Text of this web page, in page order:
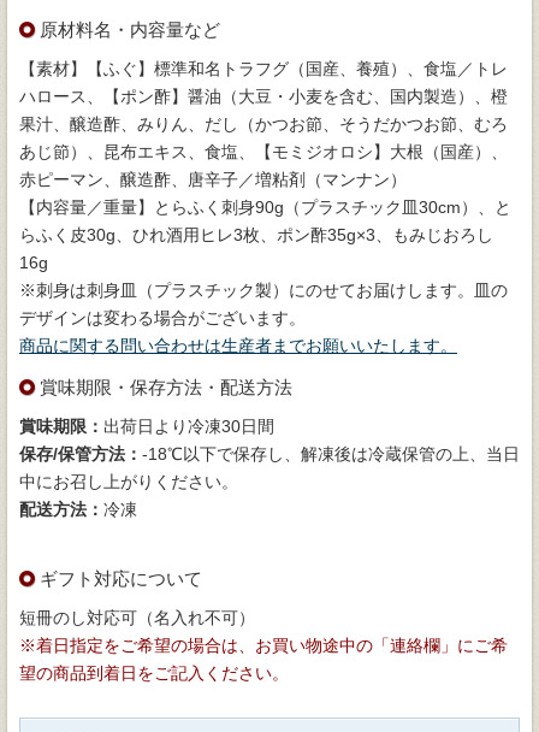
原材料名・内容量など
【素材】【ふぐ】標準和名トラフグ（国産、養殖）、食塩／トレ
ハロース、【ポン酢】醤油（大豆・小麦を含む、国内製造）、橙
果汁、醸造酢、みりん、だし（かつお節、そうだかつお節、むろ
あじ節）、昆布エキス、食塩、【モミジオロシ】大根（国産）、
赤ピーマン、醸造酢、唐辛子／増粘剤（マンナン）
【内容量／重量】とらふく刺身90g（プラスチック皿30cm）、と
らふく皮30g、ひれ酒用ヒレ3枚、ポン酢35g×3、もみじおろし
16g
※刺身は刺身皿（プラスチック製）にのせてお届けします。皿の
デザインは変わる場合がございます。
商品に関する問い合わせは生産者までお願いいたします。
賞味期限・保存方法・配送方法
賞味期限： 出荷日より冷凍30日間
保存/保管方法： -18℃以下で保存し、解凍後は冷蔵保管の上、当日
中にお召し上がりください。
配送方法： 冷凍
ギフト対応について
短冊のし対応可（名入れ不可）
※着日指定をご希望の場合は、お買い物途中の「連絡欄」にご希
望の商品到着日をご記入ください。